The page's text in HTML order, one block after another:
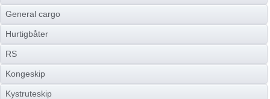
General cargo
Hurtigbåter
RS
Kongeskip
Kystruteskip